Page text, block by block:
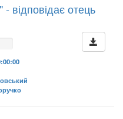
відповідає отець